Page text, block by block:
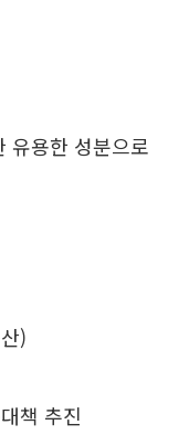
용한 성분으로
)
책 추진